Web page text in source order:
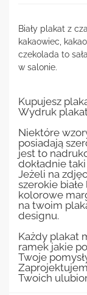
Biały plakat z
kakaowiec,
czekolada to
w salonie.
Kupujesz
Wydruk
Niektóre
posiadają
jest to
dokładnie
Jeżeli na
szerokie
kolorowe
na twoim
designu.
Każdy plakat
ramek jakie
Twoje
Twoich